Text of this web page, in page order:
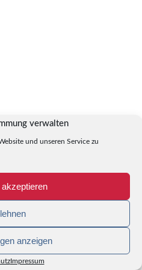
verwalten
und unseren Service zu
anzeigen
Impressum